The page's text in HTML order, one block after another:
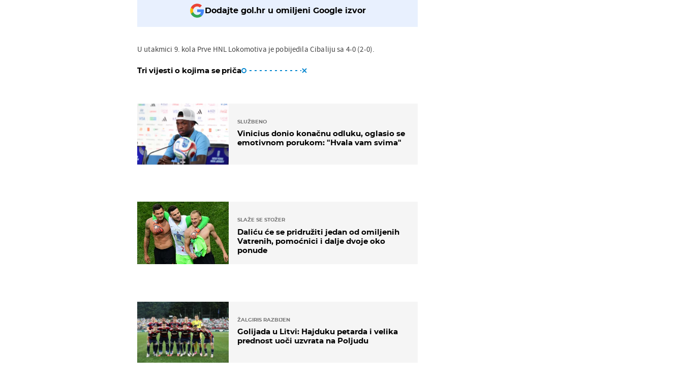
Dodajte gol.hr u omiljeni Google izvor
U utakmici 9. kola Prve HNL Lokomotiva je pobijedila Cibaliju sa 4-0 (2-0).
Tri vijesti o kojima se priča
SLUŽBENO
Vinicius donio konačnu odluku, oglasio se
emotivnom porukom: "Hvala vam svima"
SLAŽE SE STOŽER
Daliću će se pridružiti jedan od omiljenih
Vatrenih, pomoćnici i dalje dvoje oko
ponude
ŽALGIRIS RAZBIJEN
Golijada u Litvi: Hajduku petarda i velika
prednost uoči uzvrata na Poljudu